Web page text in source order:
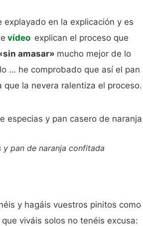
explayado en la explicación y es
vídeo explican el proceso que
amasar» mucho mejor de lo
… he comprobado que así el pan
que la nevera ralentiza el proceso.
y pan de naranja confitada
y hagáis vuestros pinitos como
viváis solos no tenéis excusa: